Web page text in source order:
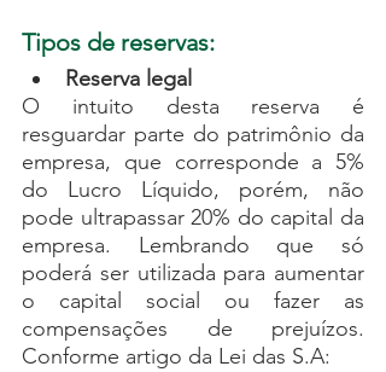
Tipos de reservas:
Reserva legal
O intuito desta reserva é
resguardar parte do patrimônio da
empresa, que corresponde a 5%
do Lucro Líquido, porém, não
pode ultrapassar 20% do capital da
empresa. Lembrando que só
poderá ser utilizada para aumentar
o capital social ou fazer as
compensações de prejuízos.
Conforme artigo da Lei das S.A: